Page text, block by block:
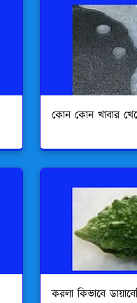
কোন কোন খাবার
করলা কিভাবে